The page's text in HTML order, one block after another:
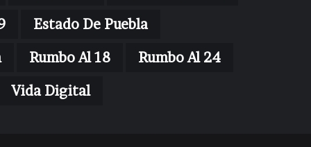
Estado De Puebla
Rumbo Al 18
Rumbo Al 24
Vida Digital